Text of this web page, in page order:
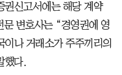
권신고서에는 해당 계약
변호사는 “경영권에 영
나 거래소가 주주끼리의
했다.